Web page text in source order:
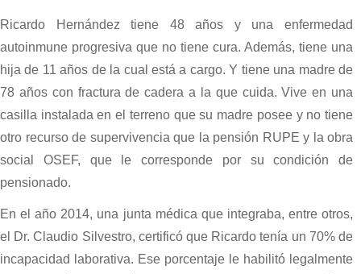
Ricardo Hernández tiene 48 años y una enfermedad
autoinmune progresiva que no tiene cura. Además, tiene una
hija de 11 años de la cual está a cargo. Y tiene una madre de
78 años con fractura de cadera a la que cuida. Vive en una
casilla instalada en el terreno que su madre posee y no tiene
otro recurso de supervivencia que la pensión RUPE y la obra
social OSEF, que le corresponde por su condición de
pensionado.
En el año 2014, una junta médica que integraba, entre otros,
el Dr. Claudio Silvestro, certificó que Ricardo tenía un 70% de
incapacidad laborativa. Ese porcentaje le habilitó legalmente